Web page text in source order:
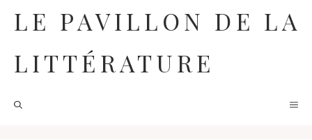
contenu
LE PAVILLON DE LA
LITTÉRATURE